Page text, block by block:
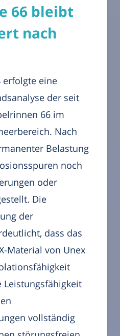
66 bleibt
nach
erfolgte eine
der seit
66 im
Nach
Belastung
noch
oder
Die
der
dass das
Material von Unex
Leistungsfähigkeit
vollständig